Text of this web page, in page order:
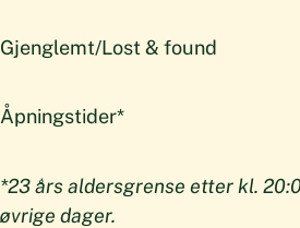
Gjenglemt/Lost & found
Åpningstider*
*23 års aldersgrense etter kl.
øvrige dager.